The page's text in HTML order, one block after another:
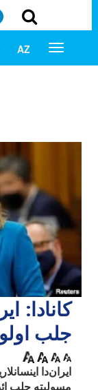
AZ
کانادا:
جلب
ایران‌دا
مسولیته جلب